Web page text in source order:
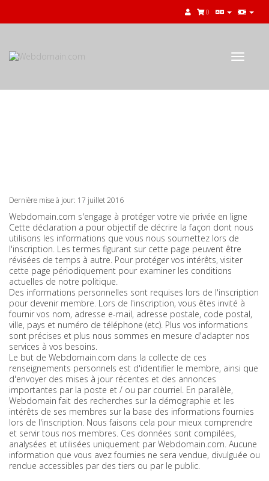
0
Toggle
Dernière mise à jour: 17 juillet 2016
Webdomain.com s'engage à protéger votre vie privée en ligne
Cette déclaration a pour objectif de décrire la façon dont nous
utilisons les informations que vous nous soumettez lors de
l'inscription. Les termes figurant sur cette page peuvent être
révisées de temps à autre. Pour protéger vos intérêts, visiter
cette page périodiquement pour examiner les conditions
actuelles de notre politique.
Des informations personnelles sont requises lors de l'inscription
pour devenir membre. Lors de l'inscription, vous êtes invité à
fournir vos nom, adresse e-mail, adresse postale, code postal,
ville, pays et numéro de téléphone (etc). Plus vos informations
sont précises et plus nous sommes en mesure d'adapter nos
services à vos besoins.
Le but de Webdomain.com dans la collecte de ces
renseignements personnels est d'identifier le membre, ainsi que
d'envoyer des mises à jour récentes et des annonces
importantes par la poste et / ou par courriel. En parallèle,
Webdomain fait des recherches sur la démographie et les
intérêts de ses membres sur la base des informations fournies
lors de l'inscription. Nous faisons cela pour mieux comprendre
et servir tous nos membres. Ces données sont compilées,
analysées et utilisées uniquement par Webdomain.com. Aucune
information que vous avez fournies ne sera vendue, divulguée ou
rendue accessibles par des tiers ou par le public.